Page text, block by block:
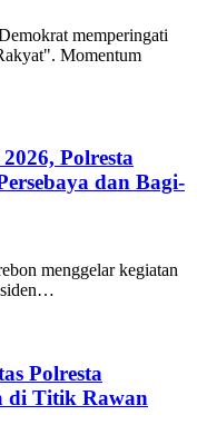
memperingati
Momentum
Polresta
dan Bagi-
menggelar kegiatan
Polresta
di Titik Rawan